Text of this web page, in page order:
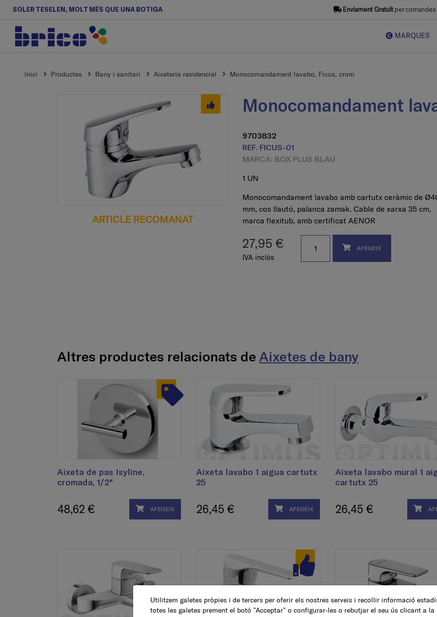
SOLER TESELEN, MOLT MÉS QUE UNA BOTIGA Enviament Gratuïtper comandes
MARQUES
Inici Productes Bany i sanitari Aixeteria residencial Monocomandament lavabo, Ficus, crom
ARTICLE RECOMANAT
Monocomandament
9703832
REF. FICUS-01
MARCA: BOX PLUS BLAU
1 UN
Monocomandament lavabo amb cartutx ceràmic de
mm, cos llautó, palanca zamak. Cable de xarxa 35 cm,
marca flexitub, amb certificat AENOR
27,95 €
IVA inclòs
AFEGEIX
Altres productes relacionats de Aixetes de bany
Aixeta de pas Isyline,
cromada, 1/2"
48,62 € AFEGEIX
Aixeta lavabo 1 aigua cartutx
25
26,45 € AFEGEIX
Aixeta lavabo mural 1
cartutx 25
26,45 €
Utilitzem galetes pròpies i de tercers per oferir els nostres serveis i recollir informació
totes les galetes prement el botó ”Acceptar” o configurar-les o rebutjar el seu ús clicant a la